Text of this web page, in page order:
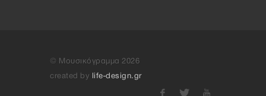
© Μουσικόγραμμα 2026
created by life-design.gr